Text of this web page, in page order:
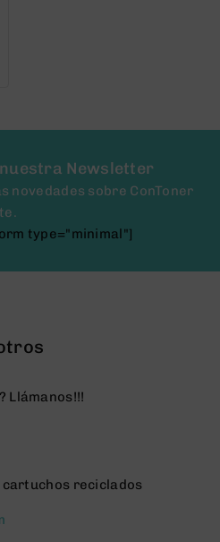
Newsletter
novedades sobre ConToner
type="minimal"]
Llámanos!!!
reciclados